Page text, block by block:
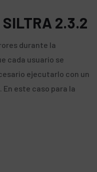
2.3.2
durante la
cada usuario se
ejecutarlo con un
este caso para la